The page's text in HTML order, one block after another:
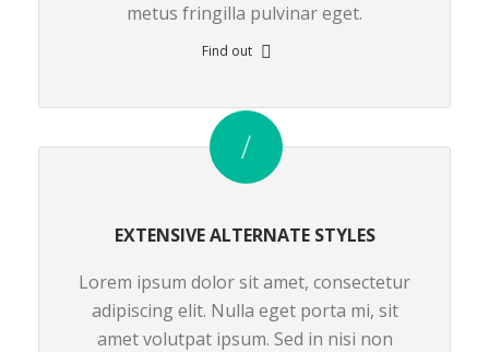
metus fringilla pulvinar eget.
Find out
EXTENSIVE ALTERNATE STYLES
Lorem ipsum dolor sit amet, consectetur
adipiscing elit. Nulla eget porta mi, sit
amet volutpat ipsum. Sed in nisi non